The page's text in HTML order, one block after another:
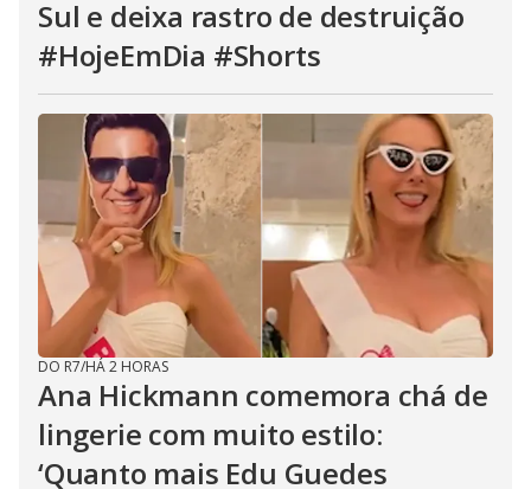
Sul e deixa rastro de destruição
#HojeEmDia #Shorts
DO R7/HÁ 2 HORAS
Ana Hickmann comemora chá de
lingerie com muito estilo:
‘Quanto mais Edu Guedes